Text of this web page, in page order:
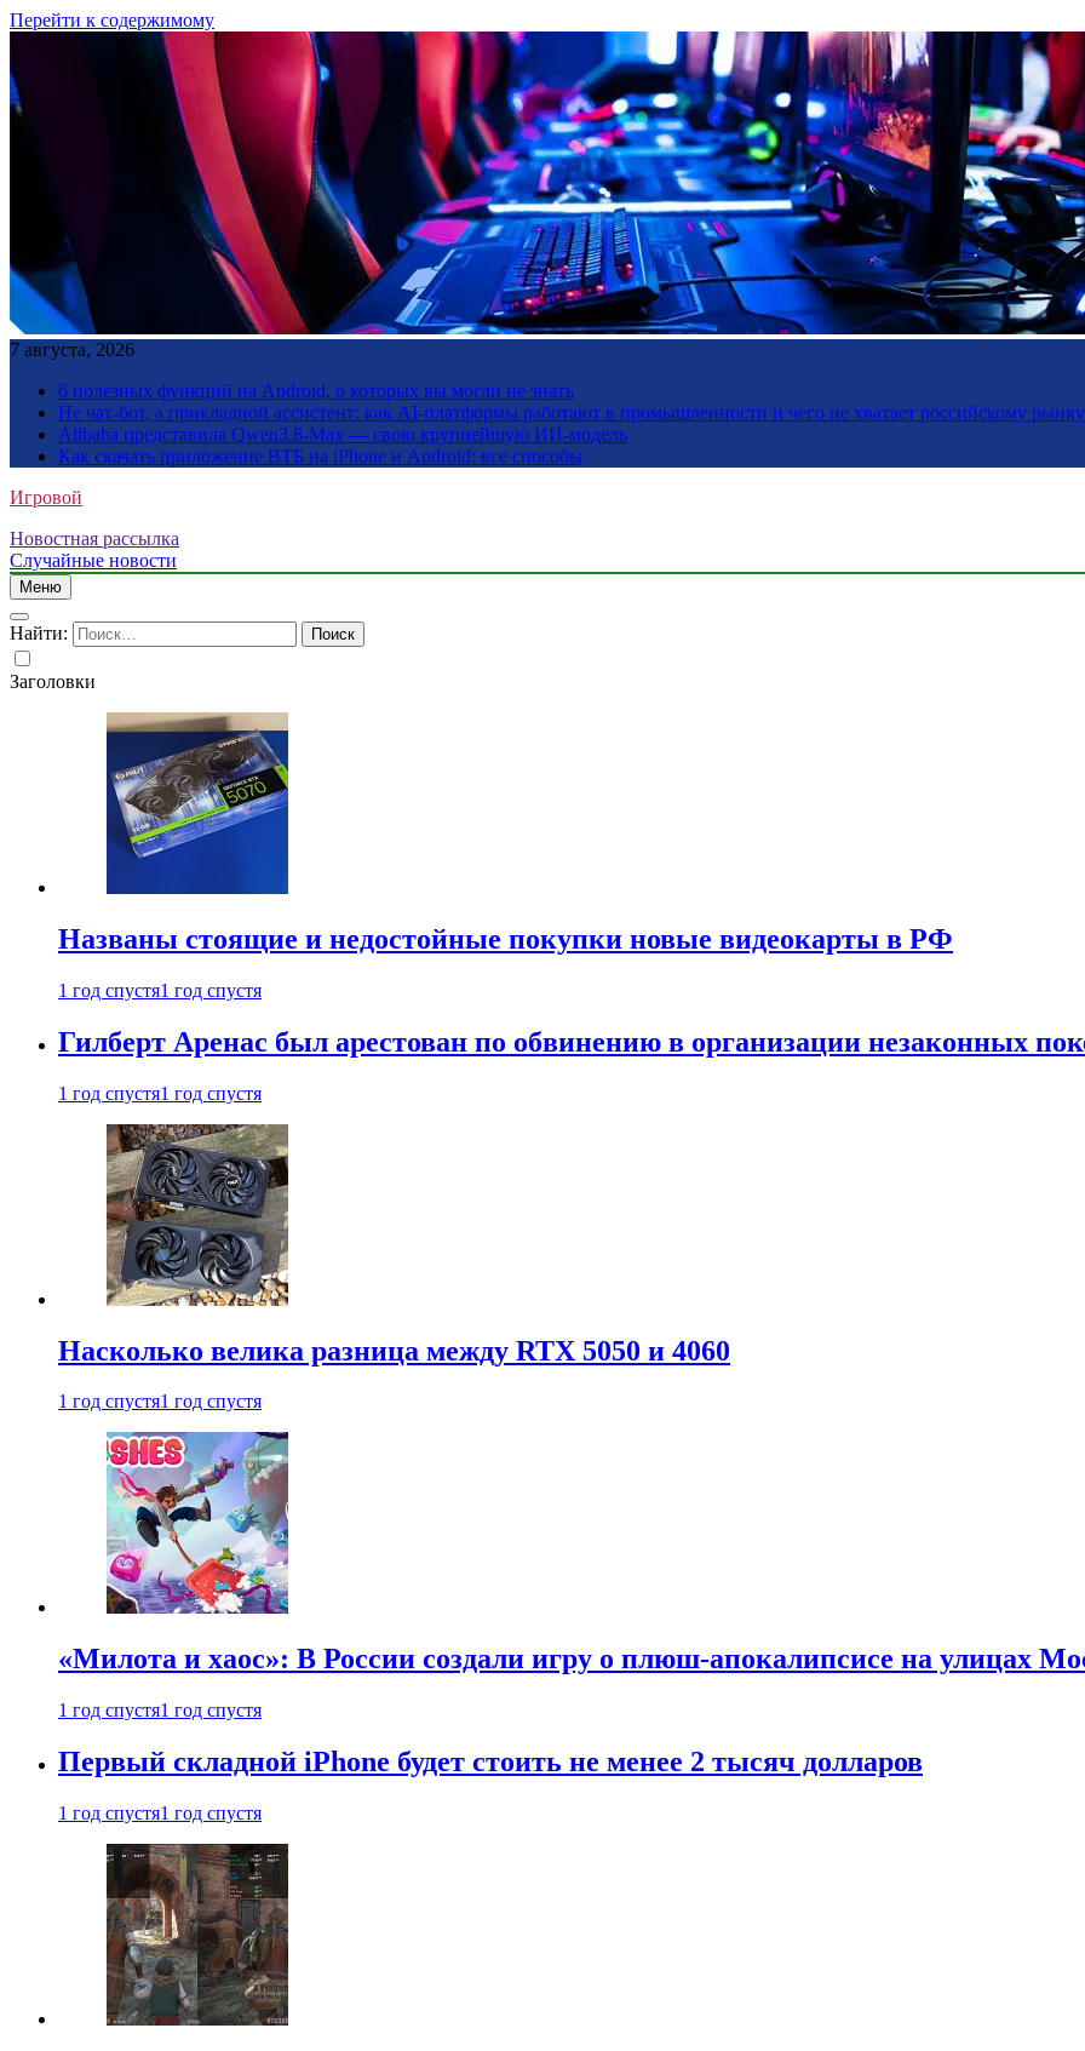
Перейти к содержимому
7 августа, 2026
6 полезных функций на Android, о которых вы могли не знать
Не чат-бот, а прикладной ассистент: как AI-платформы работают в промышленности и чего не хватает российскому рынку
Alibaba представила Qwen3.8-Max — свою крупнейшую ИИ-модель
Как скачать приложение ВТБ на iPhone и Android: все способы
Игровой
Новостная рассылка
Случайные новости
Меню
Найти:
Заголовки
Названы стоящие и недостойные покупки новые видеокарты в РФ
1 год спустя1 год спустя
Гилберт Аренас был арестован по обвинению в организации незаконных
1 год спустя1 год спустя
Насколько велика разница между RTX 5050 и 4060
1 год спустя1 год спустя
«Милота и хаос»: В России создали игру о плюш-апокалипсисе на улицах
1 год спустя1 год спустя
Первый складной iPhone будет стоить не менее 2 тысяч долларов
1 год спустя1 год спустя